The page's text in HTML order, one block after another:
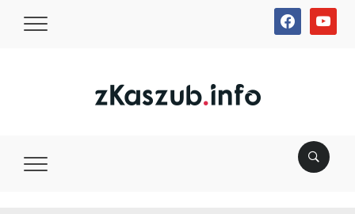
facebookyoutube